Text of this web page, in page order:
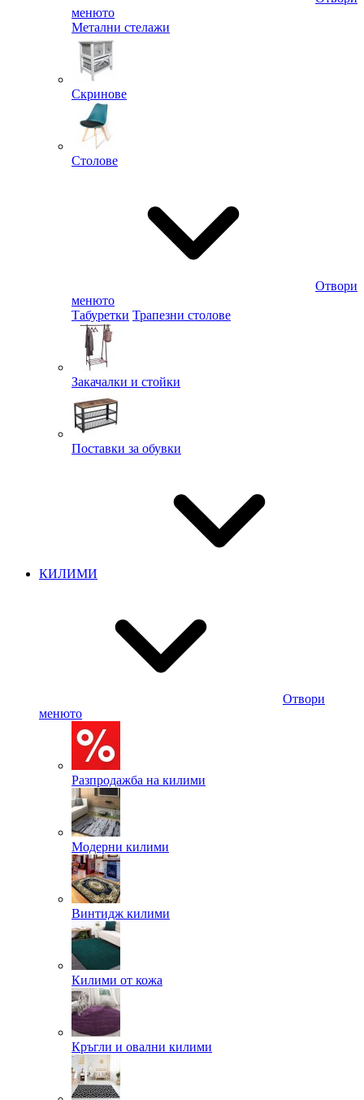
менюто
Метални стелажи
Скринове
Столове
Отвори
менюто
Табуретки Трапезни столове
Закачалки и стойки
Поставки за обувки
КИЛИМИ
Отвори
менюто
Разпродажба на килими
Модерни килими
Винтидж килими
Килими от кожа
Кръгли и овални килими